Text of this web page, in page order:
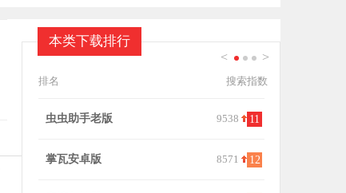
本类下载排行
< >
排名 搜索指数
1 虫虫助手老版 9538
2 掌瓦安卓版 8571